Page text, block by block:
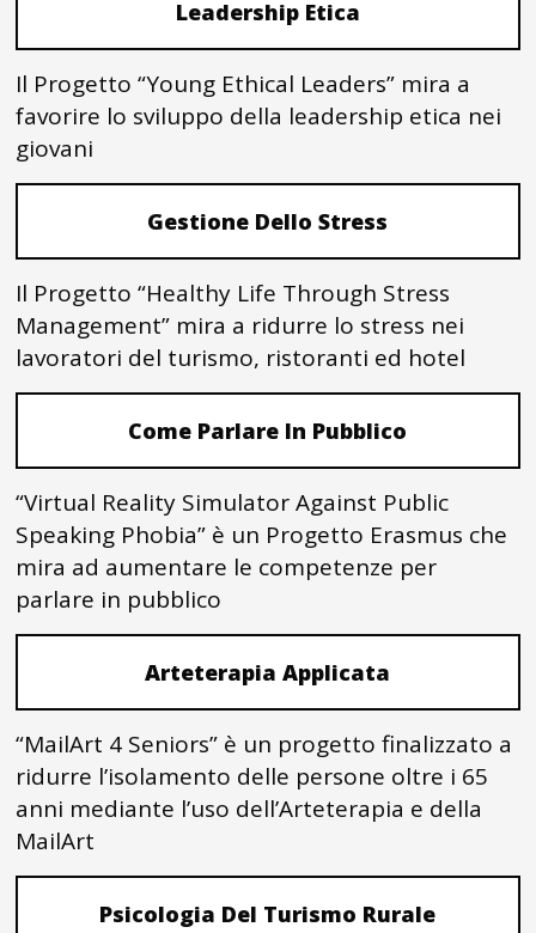
Leadership Etica
Il Progetto “Young Ethical Leaders” mira a
favorire lo sviluppo della leadership etica nei
giovani
Gestione Dello Stress
Il Progetto “Healthy Life Through Stress
Management” mira a ridurre lo stress nei
lavoratori del turismo, ristoranti ed hotel
Come Parlare In Pubblico
“Virtual Reality Simulator Against Public
Speaking Phobia” è un Progetto Erasmus che
mira ad aumentare le competenze per
parlare in pubblico
Arteterapia Applicata
“MailArt 4 Seniors” è un progetto finalizzato a
ridurre l’isolamento delle persone oltre i 65
anni mediante l’uso dell’Arteterapia e della
MailArt
Psicologia Del Turismo Rurale